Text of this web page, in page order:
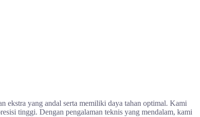
ekstra yang andal serta memiliki daya tahan optimal. Kami
tinggi. Dengan pengalaman teknis yang mendalam, kami